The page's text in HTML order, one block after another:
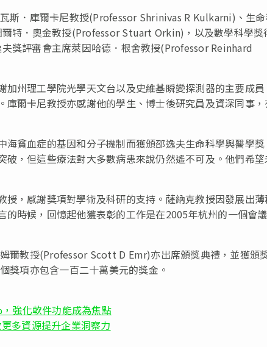
斯．庫爾卡尼教授(Professor Shrinivas R Kulkarni)、生
特．奧金教授(ProfessorStuart Orkin)，以及數學科學獎
獎評審會主席萊因哈德．根舍教授(ProfessorReinhard
州理工學院光學天文台以及史維基瞬變探測器的主要成
爾卡尼教授亦感謝他的學生、博士後研究員及資深同事
貧血症的基因和分子機制而獲頒邵逸夫生命科學與醫學獎
，但這些療法對大多數病患來說仍然遙不可及。他們希望
，感謝獎項對學術及科研的支持。薩納克教授因發展出薄
時候，回憶起他獲表彰的工作是在2005年杭州的一個會
爾教授(Professor Scott D Emr)亦出席頒獎典禮，並獲頒
獎項亦包含一百二十萬美元的獎金。
強化軟件功能成為焦點
多資源提升企業洞察力